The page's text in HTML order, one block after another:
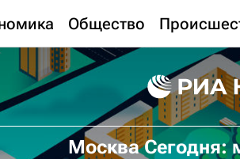
Общество
Москва Сегодня: